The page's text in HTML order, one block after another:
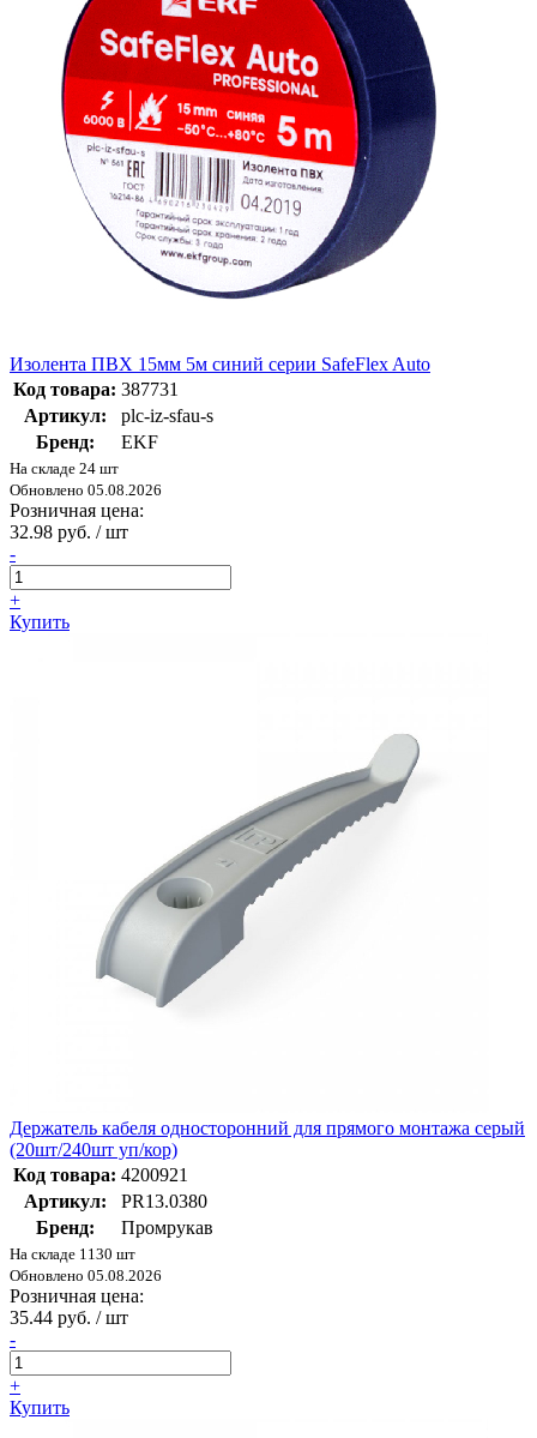
Изолента ПВХ 15мм 5м синий серии SafeFlex Auto
Код товара: 387731
Артикул:
plc-iz-sfau-s
Бренд:
EKF
На складе 24 шт
Обновлено 05.08.2026
Розничная цена:
32.98 руб. / шт
-
+
Купить
Держатель кабеля односторонний для прямого монтажа серый
(20шт/240шт уп/кор)
Код товара: 4200921
Артикул:
PR13.0380
Бренд:
Промрукав
На складе 1130 шт
Обновлено 05.08.2026
Розничная цена:
35.44 руб. / шт
-
+
Купить